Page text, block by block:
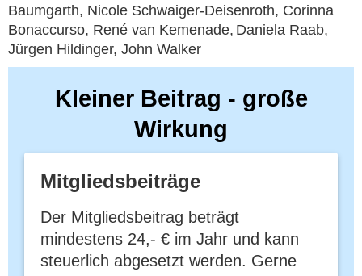
Baumgarth, Nicole Schwaiger-Deisenroth, Corinna
Bonaccurso, René van Kemenade, Daniela Raab,
Jürgen Hildinger, John Walker
Kleiner Beitrag - große
Wirkung
Mitgliedsbeiträge
Der Mitgliedsbeitrag beträgt
mindestens 24,- € im Jahr und kann
steuerlich abgesetzt werden. Gerne